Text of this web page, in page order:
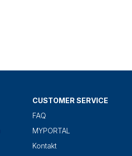
CUSTOMER SERVICE
FAQ
MYPORTAL
Kontakt